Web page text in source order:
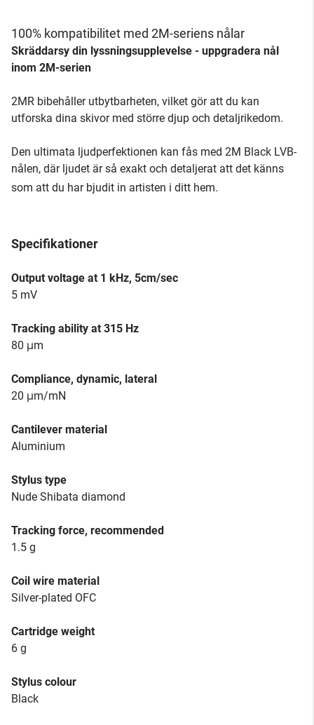
100% kompatibilitet med 2M-seriens nålar
Skräddarsy din lyssningsupplevelse - uppgradera nål
inom 2M-serien
2MR bibehåller utbytbarheten, vilket gör att du kan
utforska dina skivor med större djup och detaljrikedom.
Den ultimata ljudperfektionen kan fås med 2M Black LVB-
nålen, där ljudet är så exakt och detaljerat att det känns
som att du har bjudit in artisten i ditt hem.
Specifikationer
Output voltage at 1 kHz, 5cm/sec
5 mV
Tracking ability at 315 Hz
80 μm
Compliance, dynamic, lateral
20 μm/mN
Cantilever material
Aluminium
Stylus type
Nude Shibata diamond
Tracking force, recommended
1.5 g
Coil wire material
Silver-plated OFC
Cartridge weight
6 g
Stylus colour
Black